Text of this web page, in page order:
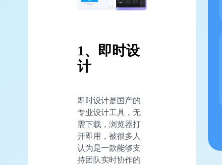
1、即时设
计
即时设计是国产的
专业设计工具，无
需下载，浏览器打
开即用，被很多人
认为是一款能够支
持团队实时协作的